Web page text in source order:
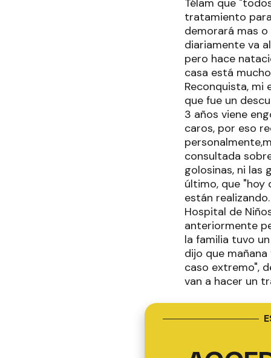
Télam que
tratamiento
demorará mas o
diariamente va
pero hace
casa está
Reconquista, mi
que fue un
3 años viene
caros, por eso
consultada
golosinas, ni las
último, que
están
Hospital de
anteriormente
la familia tuvo
dijo que
caso extremo",
van a hacer un